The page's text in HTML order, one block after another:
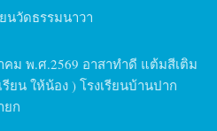
ยนวัดธรรมนาวา
คม พ.ศ.2569 อาสาทำดี แต้มสีเติม
ยน ให้น้อง ) โรงเรียนบ้านปาก
ยก